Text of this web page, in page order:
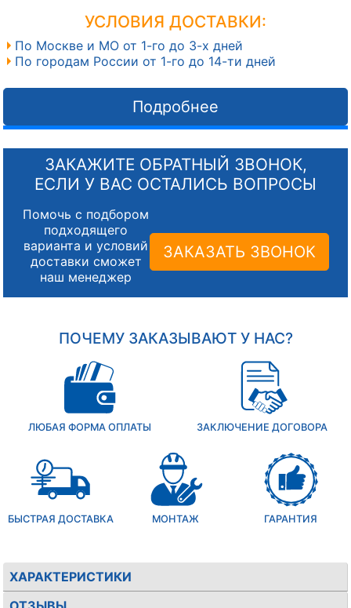
УСЛОВИЯ ДОСТАВКИ:
По Москве и МО от 1-го до 3-х дней
По городам России от 1-го до 14-ти дней
Подробнее
ЗАКАЖИТЕ ОБРАТНЫЙ ЗВОНОК,
ЕСЛИ У ВАС ОСТАЛИСЬ ВОПРОСЫ
Помочь с подбором
подходящего
варианта и условий
доставки сможет
наш менеджер
ЗАКАЗАТЬ ЗВОНОК
ПОЧЕМУ ЗАКАЗЫВАЮТ У НАС?
ЛЮБАЯ ФОРМА ОПЛАТЫ ЗАКЛЮЧЕНИЕ ДОГОВОРА
БЫСТРАЯ ДОСТАВКА МОНТАЖ ГАРАНТИЯ
ХАРАКТЕРИСТИКИ